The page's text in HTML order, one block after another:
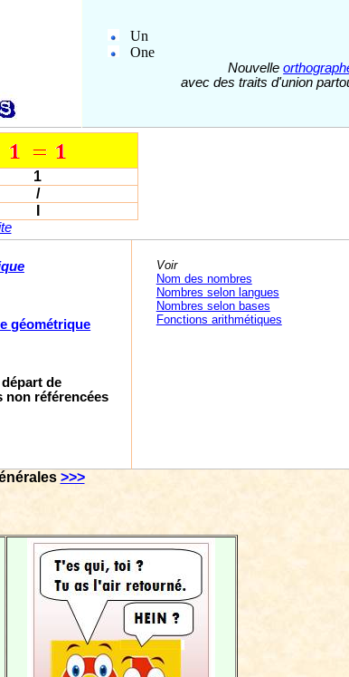
Un
One
Nouvelle
avec des traits d'union
1
/
géométrique
de
non référencées
Voir
Nom des nombres
Nombres selon langues
Nombres selon bases
Fonctions arithmétiques
>>>